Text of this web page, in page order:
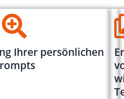
Ihrer persönlichen